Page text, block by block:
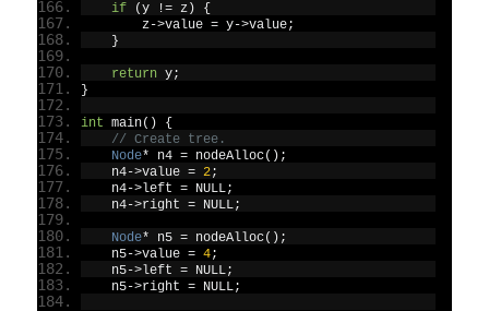
if (y != z)
{
        z
->value = y->value;
}
return y;
}
int main()
{
// Create tree.
Node* n4 = nodeAlloc();
    n4
->value = 2;
    n4
->left = NULL;
    n4
->right = NULL;
Node* n5 = nodeAlloc();
    n5
->value = 4;
    n5
->left = NULL;
    n5
->right = NULL;